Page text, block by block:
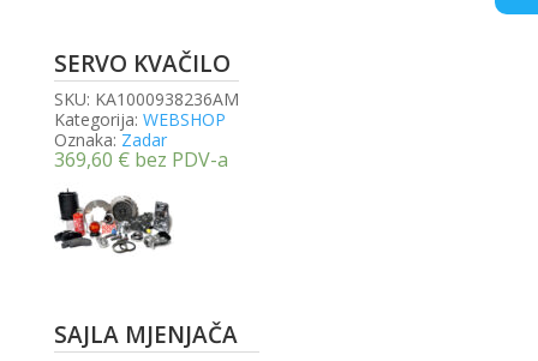
SERVO KVAČILO
SKU: KA1000938236AM
Kategorija: WEBSHOP
Oznaka: Zadar
369,60 € bez PDV-a
SAJLA MJENJAČA